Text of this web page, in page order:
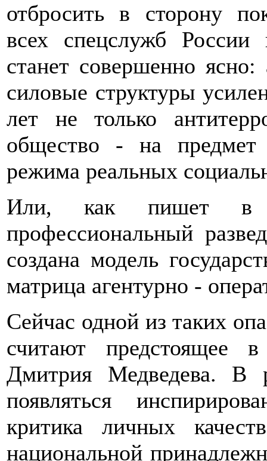
отбросить в сторону
всех спецслужб
станет совершенно
силовые структуры
лет не только
общество - на предмет
режима реальных
Или, как пишет в
профессиональный
создана модель
матрица агентурно -
Сейчас одной из таких
считают предстоящее
Дмитрия Медведева. В
появляться
критика личных
национальной